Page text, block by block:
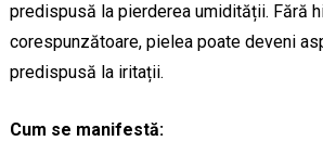
predispusă la pierderea umidității. Fără
corespunzătoare, pielea poate deveni
predispusă la iritații.
Cum se manifestă: